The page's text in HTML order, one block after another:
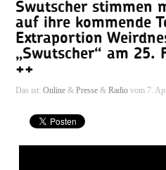
Swutscher stimmen
auf ihre kommende
Extraportion
„Swutscher“ am 25.
++
Das ist: Online& Presse& Radiovom 7.